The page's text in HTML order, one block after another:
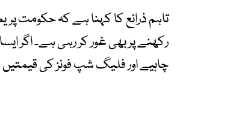
تاہم ذرائع کا کہنا ہے کہ حکومت
رکھنے پر بھی غور کر رہی ہے۔ اگر
چاہیے اور فلیگ شپ فونز کی قیمتیں